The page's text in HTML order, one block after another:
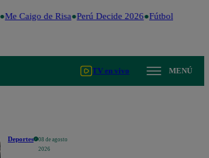
Me Caigo de Risa Perú Decide 2026 Fútbol peruano
TV en vivo MENÚ
Deportes
08 de agosto
2026